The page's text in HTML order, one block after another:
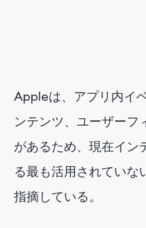
Appleは、アプリ内イ
ンテンツ、ユーザーフ
があるため、現在イン
る最も活用されていな
指摘している。